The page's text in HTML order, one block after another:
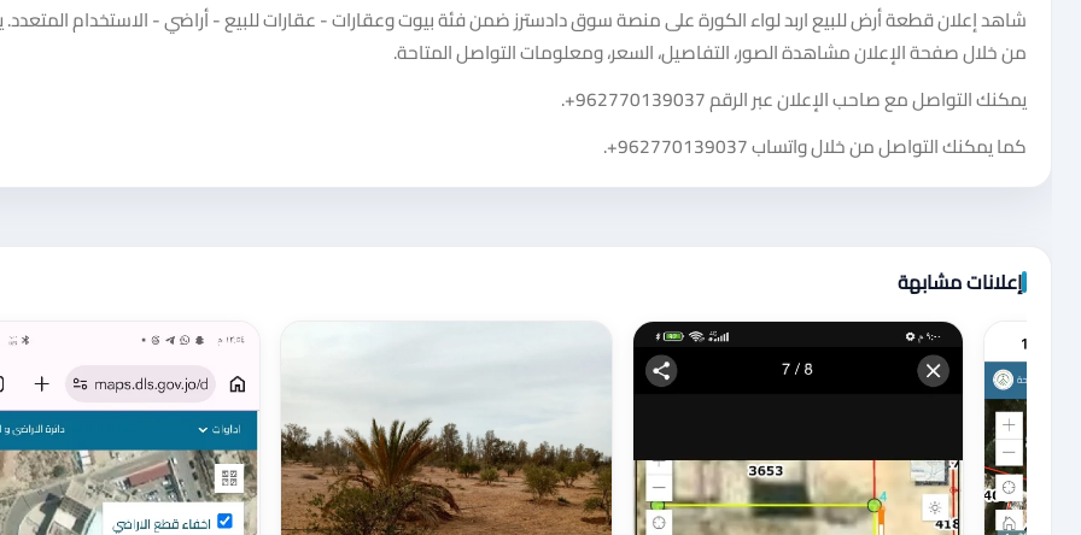
شاهد إعلان قطعة أرض للبيع اربد لواء الكورة على منصة سوق دادسترز ضمن فئة بيوت وعقارات - عقارات للبيع - أراضي - الاستخدام
من خلال صفحة الإعلان مشاهدة الصور، التفاصيل، السعر، ومعلومات التواصل المتاحة.
يمكنك التواصل مع صاحب الإعلان عبر الرقم+962770139037
.
كما يمكنك التواصل من خلال واتساب+962770139037
.
إعلانات مشابهة